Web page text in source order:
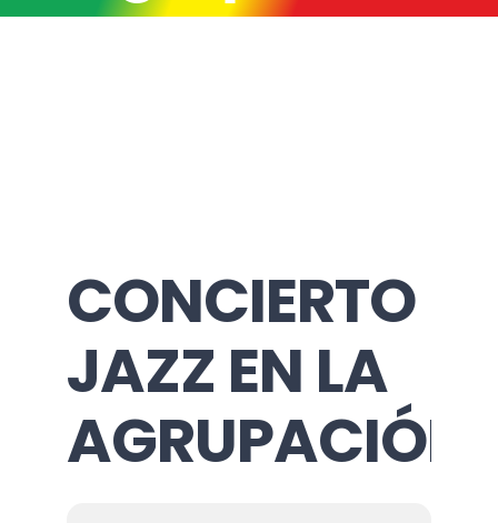
CONCIERTO
JAZZ EN LA
AGRUPACIÓN